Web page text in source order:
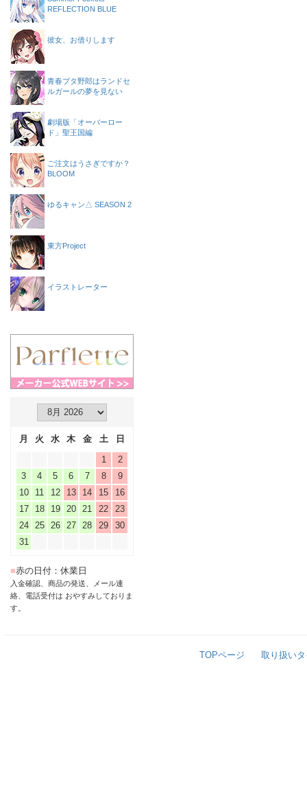
REFLECTION BLUE
彼女、お借りします
青春ブタ野郎はランドセ
ルガールの夢を見ない
劇場版「オーバーロー
ド」聖王国編
ご注文はうさぎですか？
BLOOM
ゆるキャン△ SEASON 2
東方Project
イラストレーター
月 火 水 木 金 土
日
1
2
3
4 5 6 7 8
9
10
11 12 13 14 15
16
17
18 19 20 21 22
23
24
25 26 27 28 29
30
31
■赤の日付：休業日
入金確認、商品の発送、メール連
絡、電話受付は おやすみしておりま
す。
TOPページ 取り扱い